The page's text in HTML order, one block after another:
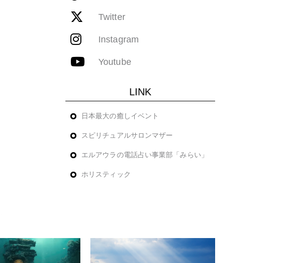
Twitter
Instagram
Youtube
LINK
日本最大の癒しイベント
スピリチュアルサロンマザー
エルアウラの電話占い事業部「みらい」
ホリスティック